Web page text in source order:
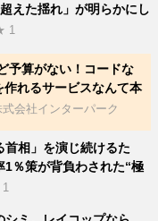
えた揺れ」が明らかにし
1
予算がない！コードな
作れるサービスなんて本
式会社インターパーク
相」を演じ続けるた
％策が背負わされた“極